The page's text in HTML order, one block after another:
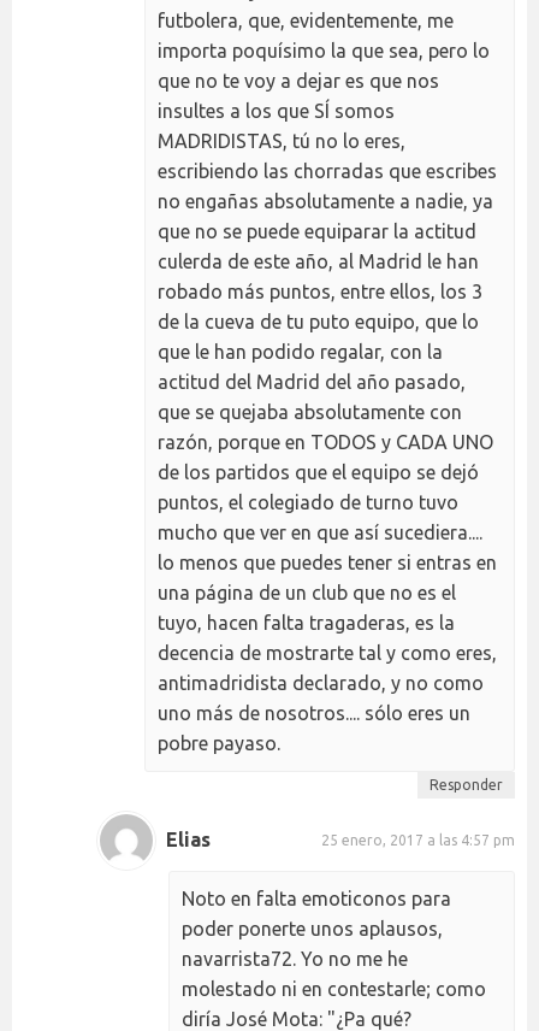
futbolera, que, evidentemente, me
importa poquísimo la que sea, pero lo
que no te voy a dejar es que nos
insultes a los que SÍ somos
MADRIDISTAS, tú no lo eres,
escribiendo las chorradas que escribes
no engañas absolutamente a nadie, ya
que no se puede equiparar la actitud
culerda de este año, al Madrid le han
robado más puntos, entre ellos, los 3
de la cueva de tu puto equipo, que lo
que le han podido regalar, con la
actitud del Madrid del año pasado,
que se quejaba absolutamente con
razón, porque en TODOS y CADA UNO
de los partidos que el equipo se dejó
puntos, el colegiado de turno tuvo
mucho que ver en que así sucediera....
lo menos que puedes tener si entras en
una página de un club que no es el
tuyo, hacen falta tragaderas, es la
decencia de mostrarte tal y como eres,
antimadridista declarado, y no como
uno más de nosotros.... sólo eres un
pobre payaso.
Responder
Elias 25 enero, 2017 a las 4:57 pm
Noto en falta emoticonos para
poder ponerte unos aplausos,
navarrista72. Yo no me he
molestado ni en contestarle; como
diría José Mota: "¿Pa qué?